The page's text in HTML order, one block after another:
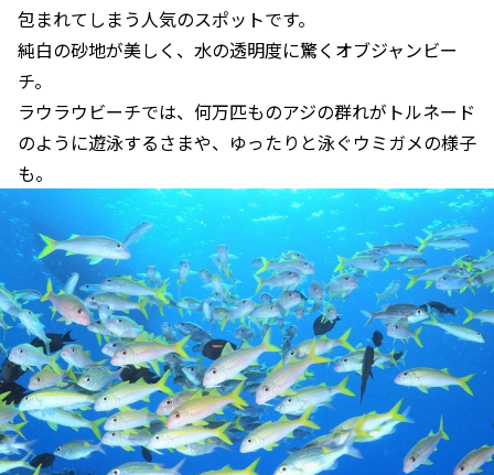
包まれてしまう人気のスポットです。
純白の砂地が美しく、水の透明度に驚くオブジャンビー
チ。
ラウラウビーチでは、何万匹ものアジの群れがトルネード
のように遊泳するさまや、ゆったりと泳ぐウミガメの様子
も。